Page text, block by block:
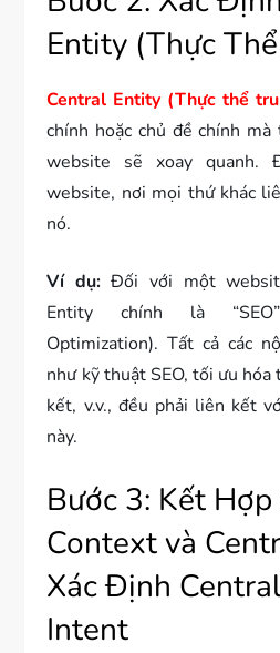
Entity (Thực
Central Entity (Thực thể
chính hoặc chủ đề chính
website sẽ xoay
website, nơi mọi thứ khác
nó.
Ví dụ:Đối với một
Entity chính là
Optimization). Tất cả các
như kỹ thuật SEO, tối ưu
kết, v.v., đều phải liên kết
này.
Bước 3: Kết
Context và
Xác Định
Intent